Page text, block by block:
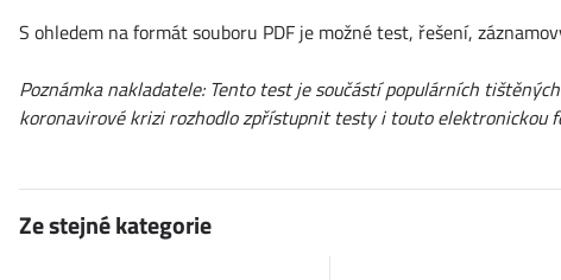
S ohledem na formát souboru PDF je možné test, řešení,
Poznámka nakladatele: Tento test je součástí populárních
koronavirové krizi rozhodlo zpřístupnit testy i touto elektronickou
Ze stejné kategorie